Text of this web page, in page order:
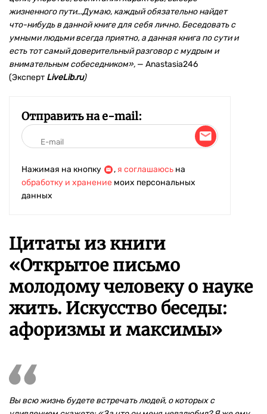
жизненного пути...Думаю, каждый обязательно найдет
что-нибудь в данной книге для себя лично. Беседовать с
умными людьми всегда приятно, а данная книга по сути и
есть тот самый доверительный разговор с мудрым и
внимательным собеседником», — Anastasia246
(Эксперт LiveLib.ru)
Отправить на e-mail:
Нажимая на кнопку , я соглашаюсь на
обработку и хранение моих персональных
данных
Цитаты из книги
«Открытое письмо
молодому человеку о науке
жить. Искусство беседы:
афоризмы и максимы»
Вы всю жизнь будете встречать людей, о которых с